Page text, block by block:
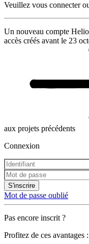
Veuillez vous connecter
Un nouveau compte
accès créés avant le 23
aux projets précédents
Connexion
S'inscrire
Mot de passe oublié
Pas encore inscrit ?
Profitez de ces avantages :